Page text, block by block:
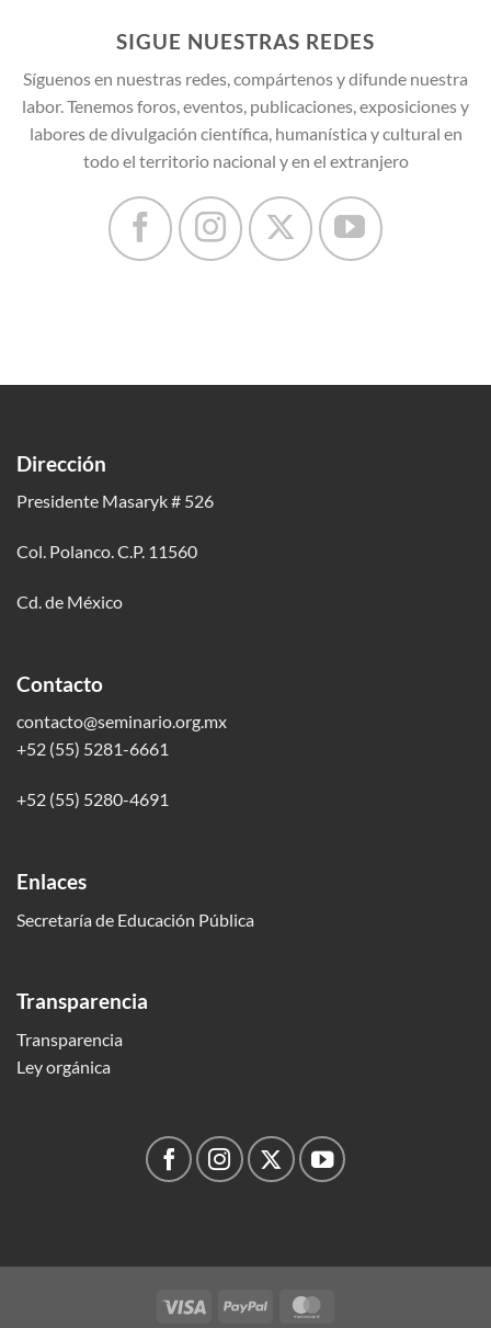
SIGUE NUESTRAS REDES
Síguenos en nuestras redes, compártenos y difunde nuestra
labor. Tenemos foros, eventos, publicaciones, exposiciones y
labores de divulgación científica, humanística y cultural en
todo el territorio nacional y en el extranjero
Dirección
Presidente Masaryk # 526
Col. Polanco. C.P. 11560
Cd. de México
Contacto
contacto@seminario.org.mx
+52 (55) 5281-6661
+52 (55) 5280-4691
Enlaces
Secretaría de Educación Pública
Transparencia
Transparencia
Ley orgánica